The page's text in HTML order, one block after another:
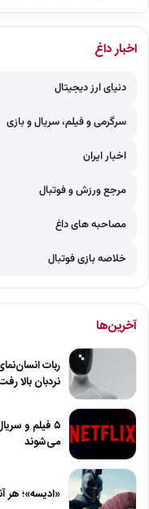
اخبار داغ
دنیای ارز دیجیتال
سرگرمی و فیلم، سریال و بازی
اخبار ایران
مرجع ورزش و فوتبال
مصاحبه های داغ
خلاصه بازی فوتبال
آخرین‌ها
نردبان بالا
می‌شوند
«ادیسه»؛ هر